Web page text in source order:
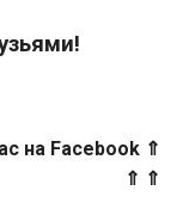
на Facebook ⇑
⇑ ⇑